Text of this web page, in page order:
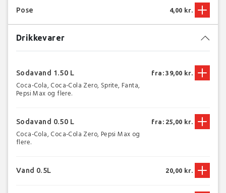
Pose 4,00 kr.
Drikkevarer
Sodavand 1.50 L
Coca-Cola, Coca-Cola Zero, Sprite, Fanta,
Pepsi Max og flere.
fra: 39,00 kr.
Sodavand 0.50 L
Coca-Cola, Coca-Cola Zero, Pepsi Max og
flere.
fra: 25,00 kr.
Vand 0.5L 20,00 kr.